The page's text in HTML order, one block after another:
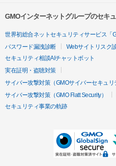
GMOインターネットグループのセキ
世界初総合ネットセキュリティサービス「
パスワード漏洩診断
Webサイトリスク
セキュリティ相談AIチャットボット
実在証明・盗聴対策
サイバー攻撃対策（GMOサイバーセキュリ
サイバー攻撃対策（GMO Flatt Security）
セキュリティ事業の軌跡